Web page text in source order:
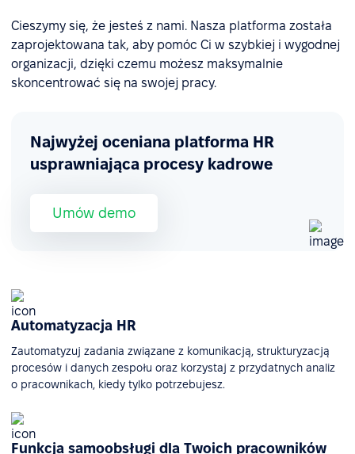
Cieszymy się, że jesteś z nami. Nasza platforma została
zaprojektowana tak, aby pomóc Ci w szybkiej i wygodnej
organizacji, dzięki czemu możesz maksymalnie
skoncentrować się na swojej pracy.
Najwyżej oceniana platforma HR
usprawniająca procesy kadrowe
Umów demo
Automatyzacja HR
Zautomatyzuj zadania związane z komunikacją, strukturyzacją
procesów i danych zespołu oraz korzystaj z przydatnych analiz
o pracownikach, kiedy tylko potrzebujesz.
Funkcja samoobsługi dla Twoich pracowników